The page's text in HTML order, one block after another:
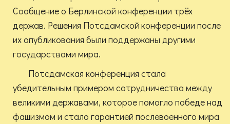
Сообщение о Берлинской конференции трёх
держав. Решения Потсдамской конференции после
их опубликования были поддержаны другими
государствами мира.
Потсдамская конференция стала
убедительным примером сотрудничества между
великими державами, которое помогло победе над
фашизмом и стало гарантией послевоенного мира